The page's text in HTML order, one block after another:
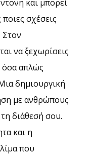
και μπορεί
σχέσεις
Στον
να ξεχωρίσεις
όσα απλώς
δημιουργική
με ανθρώπους
διάθεσή σου.
και η
που